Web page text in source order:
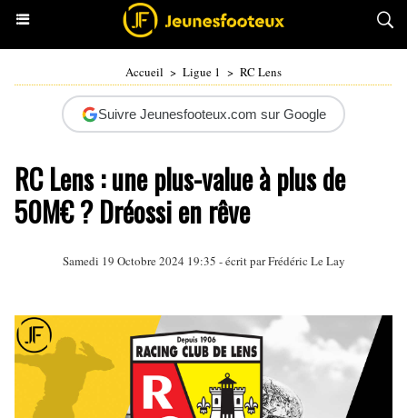
Accueil > Ligue 1 > RC Lens
Suivre Jeunesfooteux.com sur Google
RC Lens : une plus-value à plus de
50M€ ? Dréossi en rêve
Samedi 19 Octobre 2024 19:35 - écrit parFrédéric Le Lay